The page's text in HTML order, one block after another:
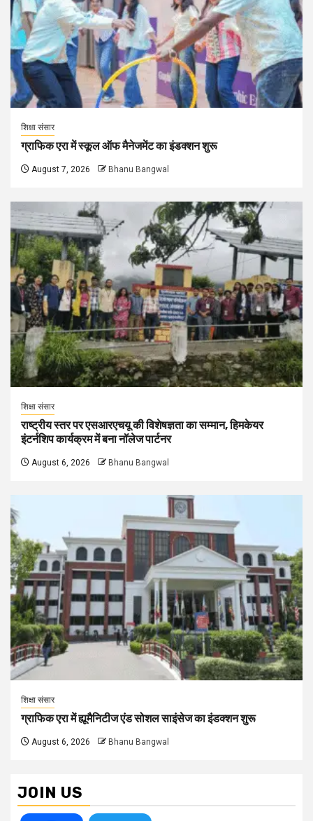
शिक्षा संसार
ग्राफिक एरा में स्कूल ऑफ मैनेजमेंट का इंडक्शन शुरू
August 7, 2026 Bhanu Bangwal
शिक्षा संसार
राष्ट्रीय स्तर पर एसआरएचयू की विशेषज्ञता का सम्मान, हिमकेयर
इंटर्नशिप कार्यक्रम में बना नॉलेज पार्टनर
August 6, 2026 Bhanu Bangwal
शिक्षा संसार
ग्राफिक एरा में ह्यूमैनिटीज एंड सोशल साइंसेज का इंडक्शन शुरू
August 6, 2026 Bhanu Bangwal
JOIN US